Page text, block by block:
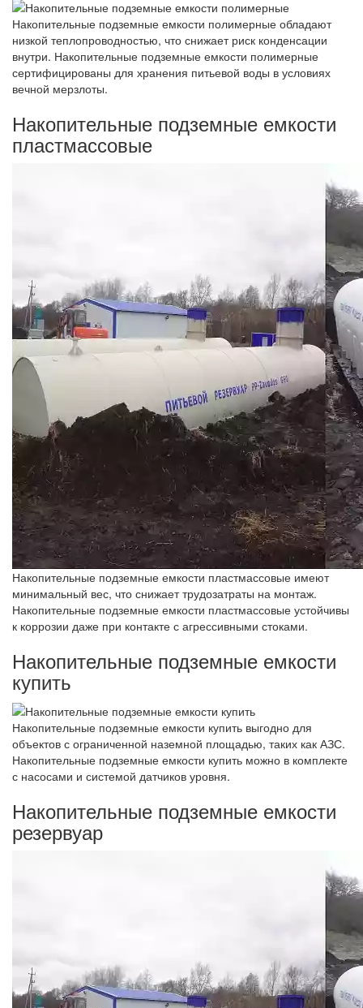
Накопительные подземные емкости полимерные обладают
низкой теплопроводностью, что снижает риск конденсации
внутри. Накопительные подземные емкости полимерные
сертифицированы для хранения питьевой воды в условиях
вечной мерзлоты.
Накопительные подземные емкости
пластмассовые
Накопительные подземные емкости пластмассовые имеют
минимальный вес, что снижает трудозатраты на монтаж.
Накопительные подземные емкости пластмассовые устойчивы
к коррозии даже при контакте с агрессивными стоками.
Накопительные подземные емкости
купить
Накопительные подземные емкости купить выгодно для
объектов с ограниченной наземной площадью, таких как АЗС.
Накопительные подземные емкости купить можно в комплекте
с насосами и системой датчиков уровня.
Накопительные подземные емкости
резервуар